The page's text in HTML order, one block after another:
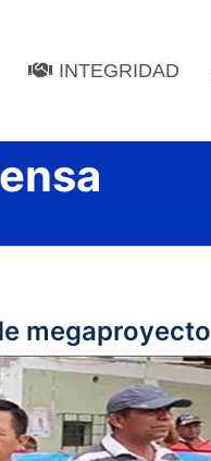
INTEGRIDAD
megaproyecto